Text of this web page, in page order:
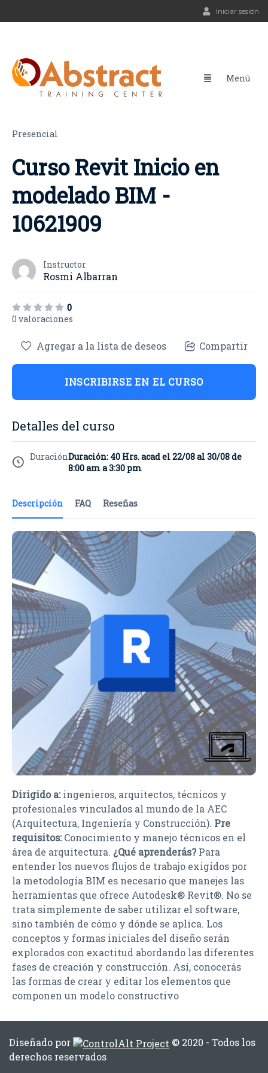
Iniciar sesión
Presencial
Curso Revit Inicio en
modelado BIM -
10621909
Instructor
Rosmi Albarran
0
0 valoraciones
Descripción FAQ Reseñas
Dirigido a:ingenieros, arquitectos, técnicos y
profesionales vinculados al mundo de la AEC
(Arquitectura, Ingeniería y Construcción). Pre
requisitos:Conocimiento y manejo técnicos en el
área de arquitectura. ¿Qué aprenderás?Para
entender los nuevos flujos de trabajo exigidos por
la metodología BIM es necesario que manejes las
herramientas que ofrece Autodesk® Revit®. No se
trata simplemente de saber utilizar el software,
sino también de cómo y dónde se aplica. Los
conceptos y formas iniciales del diseño serán
explorados con exactitud abordando las diferentes
fases de creación y construcción. Así, conocerás
las formas de crear y editar los elementos que
componen un modelo constructivo
Agregar a la lista de deseos Compartir
INSCRIBIRSE EN EL CURSO
Detalles del curso
DuraciónDuración: 40 Hrs. acad el 22/08 al 30/08 de
8:00 am a 3:30 pm
Diseñado por
© 2020 - Todos los
derechos reservados